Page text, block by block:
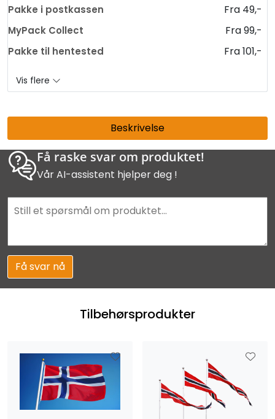
Pakke i postkassen Fra 49,-
MyPack Collect Fra 99,-
Pakke til hentested Fra 101,-
Vis flere
Beskrivelse
Få raske svar om produktet!
Vår AI-assistent hjelper deg !
Få svar nå
Tilbehørsprodukter